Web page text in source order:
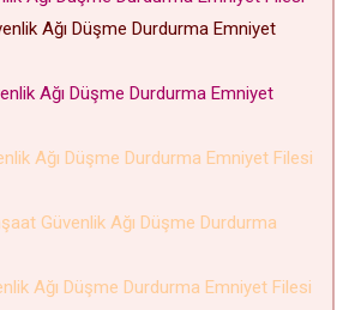
Ağı Düşme Durdurma Emniyet
Ağı Düşme Durdurma Emniyet
Ağı Düşme Durdurma Emniyet Filesi
Güvenlik Ağı Düşme Durdurma
Ağı Düşme Durdurma Emniyet Filesi